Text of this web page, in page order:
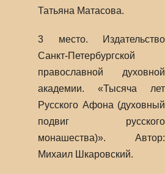
Татьяна Матасова.
3 место. Издательство
Санкт-Петербургской
православной духовной
академии. «Тысяча лет
Русского Афона (духовный
подвиг русского
монашества)». Автор:
Михаил Шкаровский.